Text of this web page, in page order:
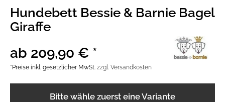
Hundebett Bessie & Barnie Bagel
Giraffe
ab 209,90 € *
*Preise inkl. gesetzlicher MwSt. zzgl. Versandkosten
Bitte wähle zuerst eine Variante